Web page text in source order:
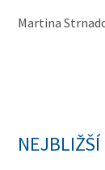
Martina